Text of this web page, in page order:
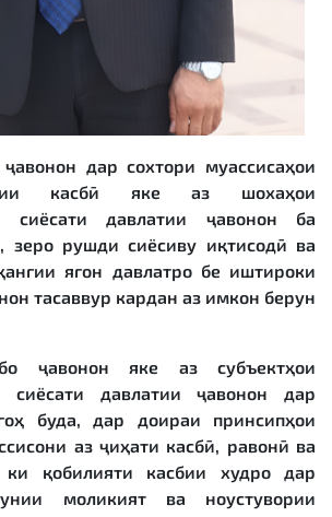
дар сохтори муассисаҳои
касбӣ яке аз шохаҳои
сиёсати давлатии ҷавонон ба
зеро рушди сиёсиву иқтисодӣ ва
ягон давлатро бе иштироки
тасаввур кардан аз имкон берун
ҷавонон яке аз субъектҳои
сиёсати давлатии ҷавонон дар
буда, дар доираи принсипҳои
аз ҷиҳати касбӣ, равонӣ ва
ки қобилияти касбии худро дар
моликият ва ноустувории